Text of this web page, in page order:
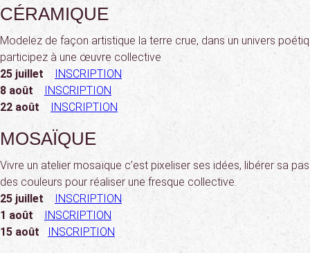
CÉRAMIQUE
Modelez de façon artistique la terre crue, dans un univers
participez à une œuvre collective
25 juillet
INSCRIPTION
8 août
INSCRIPTION
22 août
INSCRIPTION
MOSAÏQUE
Vivre un atelier mosaïque c’est pixeliser ses idées, libérer sa
des couleurs pour réaliser une fresque collective.
25 juillet
INSCRIPTION
1 août
INSCRIPTION
15 août
INSCRIPTION